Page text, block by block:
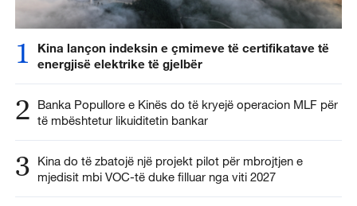
1
Kina lançon indeksin e çmimeve të certifikatave të
energjisë elektrike të gjelbër
2
Banka Popullore e Kinës do të kryejë operacion MLF për
të mbështetur likuiditetin bankar
3
Kina do të zbatojë një projekt pilot për mbrojtjen e
mjedisit mbi VOC-të duke filluar nga viti 2027